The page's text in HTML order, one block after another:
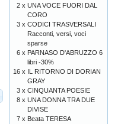
2 x UNA VOCE FUORI DAL
CORO
3 x CODICI TRASVERSALI
Racconti, versi, voci
sparse
6 x PARNASO D'ABRUZZO 6
libri -30%
16 x IL RITORNO DI DORIAN
GRAY
3 x CINQUANTA POESIE
8 x UNA DONNA TRA DUE
DIVISE
7 x Beata TERESA